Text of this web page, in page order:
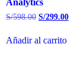
Analytics
S/598.00 S/299.00
Añadir al carrito